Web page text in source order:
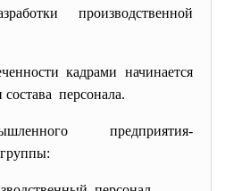
производственной
кадрами начинается
персонала.
предприятия-